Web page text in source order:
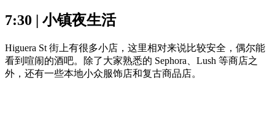
7:30 | 小镇夜生活
Higuera St 街上有很多小店，这里相对来说比较安全，偶尔能
看到喧闹的酒吧。除了大家熟悉的 Sephora、Lush 等商店之
外，还有一些本地小众服饰店和复古商品店。